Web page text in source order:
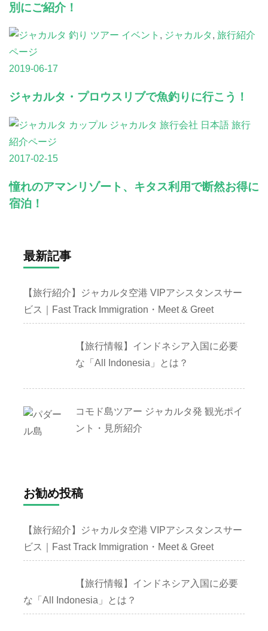
別にご紹介！
イベント , ジャカルタ, 旅行紹介
ページ
2019-06-17
ジャカルタ・プロウスリブで魚釣りに行こう！
旅行
紹介ページ
2017-02-15
憧れのアマンリゾート、キタス利用で断然お得に
宿泊！
最新記事
【旅行紹介】ジャカルタ空港 VIPアシスタンスサー
ビス｜Fast Track Immigration・Meet & Greet
【旅行情報】インドネシア入国に必要
な「All Indonesia」とは？
コモド島ツアー ジャカルタ発 観光ポイ
ント・見所紹介
お勧め投稿
【旅行紹介】ジャカルタ空港 VIPアシスタンスサー
ビス｜Fast Track Immigration・Meet & Greet
【旅行情報】インドネシア入国に必要
な「All Indonesia」とは？